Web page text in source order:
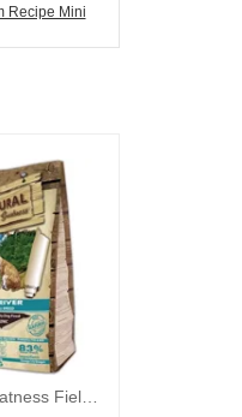
Recipe Mini
Natural Greatness Field & River Kat 2 kg